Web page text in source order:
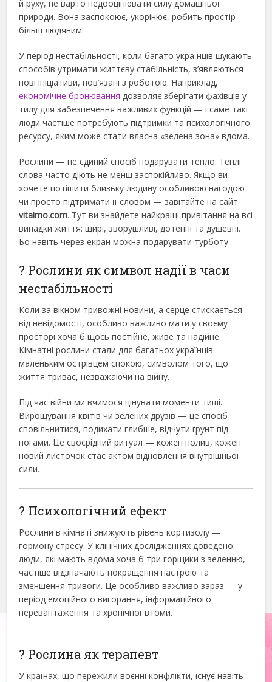
й руху, не варто недооцінювати силу домашньої
природи. Вона заспокоює, укорінює, робить простір
більш людяним.
У період нестабільності, коли багато українців шукають
способів утримати життєву стабільність, з’являються
нові ініціативи, пов’язані з роботою. Наприклад,
економічне бронювання дозволяє зберігати фахівців у
тилу для забезпечення важливих функцій — і саме такі
люди частіше потребують підтримки та психологічного
ресурсу, яким може стати власна «зелена зона» вдома.
Рослини — не єдиний спосіб подарувати тепло. Теплі
слова часто діють не менш заспокійливо. Якщо ви
хочете потішити близьку людину особливою нагодою
чи просто підтримати її словом — завітайте на сайт
vitaimo.com. Тут ви знайдете найкращі привітання на всі
випадки життя: щирі, зворушливі, дотепні та душевні.
Бо навіть через екран можна подарувати турботу.
? Рослини як символ надії в часи
нестабільності
Коли за вікном тривожні новини, а серце стискається
від невідомості, особливо важливо мати у своєму
просторі хоча б щось постійне, живе та надійне.
Кімнатні рослини стали для багатьох українців
маленьким острівцем спокою, символом того, що
життя триває, незважаючи на війну.
Під час війни ми вчимося цінувати моменти тиші.
Вирощування квітів чи зелених друзів — це спосіб
сповільнитися, подихати глибше, відчути ґрунт під
ногами. Це своєрідний ритуал — кожен полив, кожен
новий листочок стає актом відновлення внутрішньої
сили.
? Психологічний ефект
Рослини в кімнаті знижують рівень кортизолу —
гормону стресу. У клінічних дослідженнях доведено:
люди, які мають вдома хоча б три горщики з зеленню,
частіше відзначають покращення настрою та
зменшення тривоги. Це особливо важливо зараз — у
період емоційного вигорання, інформаційного
перевантаження та хронічної втоми.
? Рослина як терапевт
У країнах, що пережили воєнні конфлікти, існує навіть